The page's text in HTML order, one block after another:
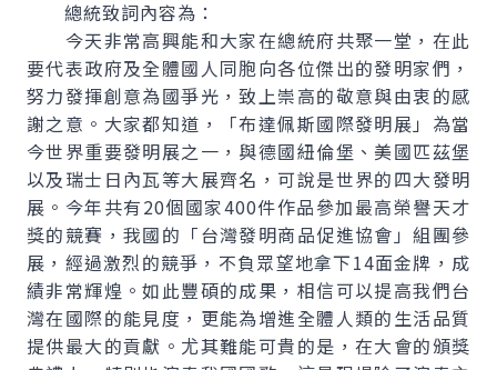
總統致詞內容為：
今天非常高興能和大家在總統府共聚一堂，在此
要代表政府及全體國人同胞向各位傑出的發明家們，
努力發揮創意為國爭光，致上崇高的敬意與由衷的感
謝之意。大家都知道，「布達佩斯國際發明展」為當
今世界重要發明展之一，與德國紐倫堡、美國匹茲堡
以及瑞士日內瓦等大展齊名，可說是世界的四大發明
展。今年共有20個國家400件作品參加最高榮譽天才
獎的競賽，我國的「台灣發明商品促進協會」組團參
展，經過激烈的競爭，不負眾望地拿下14面金牌，成
績非常輝煌。如此豐碩的成果，相信可以提高我們台
灣在國際的能見度，更能為增進全體人類的生活品質
提供最大的貢獻。尤其難能可貴的是，在大會的頒獎